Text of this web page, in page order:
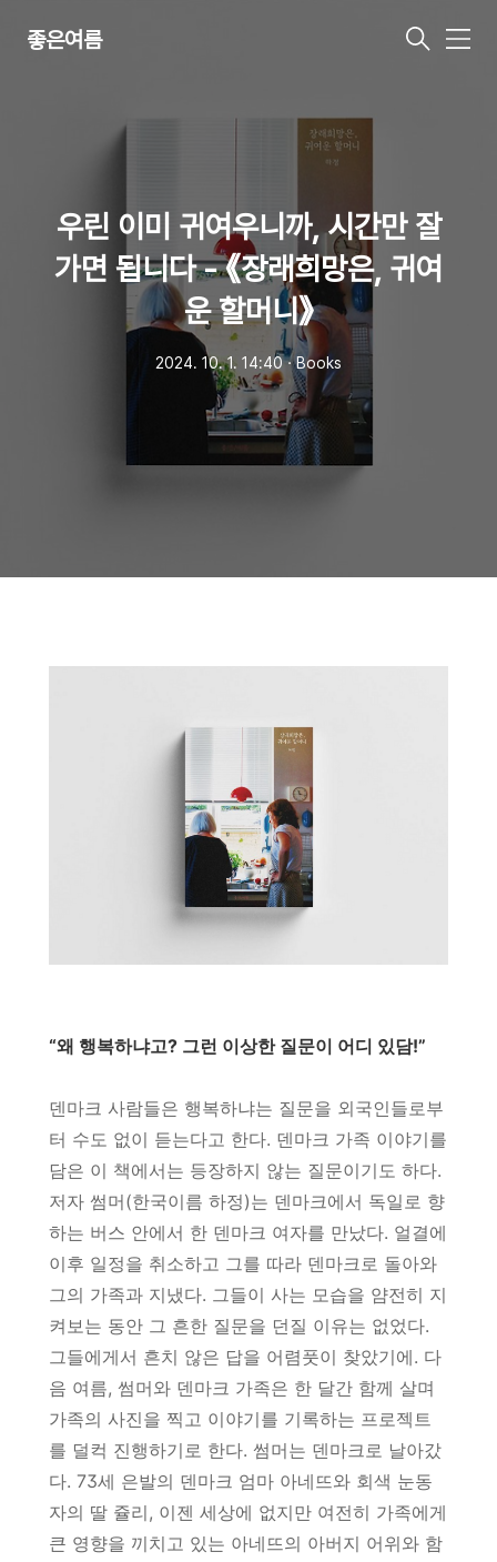
좋은여름
메
우린 이미 귀여우니까, 시간만 잘
가면 됩니다 - 《장래희망은, 귀여
운 할머니》
2024. 10. 1. 14:40ㆍBooks
“왜 행복하냐고? 그런 이상한 질문이 어디 있담!”
덴마크 사람들은 행복하냐는 질문을 외국인들로부
터 수도 없이 듣는다고 한다. 덴마크 가족 이야기를
담은 이 책에서는 등장하지 않는 질문이기도 하다.
저자 썸머(한국이름 하정)는 덴마크에서 독일로 향
하는 버스 안에서 한 덴마크 여자를 만났다. 얼결에
이후 일정을 취소하고 그를 따라 덴마크로 돌아와
그의 가족과 지냈다. 그들이 사는 모습을 얌전히 지
켜보는 동안 그 흔한 질문을 던질 이유는 없었다.
그들에게서 흔치 않은 답을 어렴풋이 찾았기에. 다
음 여름, 썸머와 덴마크 가족은 한 달간 함께 살며
가족의 사진을 찍고 이야기를 기록하는 프로젝트
를 덜컥 진행하기로 한다. 썸머는 덴마크로 날아갔
다. 73세 은발의 덴마크 엄마 아네뜨와 회색 눈동
자의 딸 쥴리, 이젠 세상에 없지만 여전히 가족에게
큰 영향을 끼치고 있는 아네뜨의 아버지 어위와 함